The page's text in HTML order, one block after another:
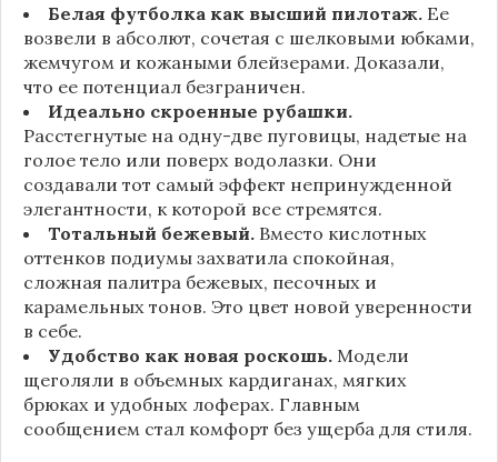
Белая футболка как высший пилотаж. Ее
возвели в абсолют, сочетая с шелковыми юбками,
жемчугом и кожаными блейзерами. Доказали,
что ее потенциал безграничен.
Идеально скроенные рубашки.
Расстегнутые на одну-две пуговицы, надетые на
голое тело или поверх водолазки. Они
создавали тот самый эффект непринужденной
элегантности, к которой все стремятся.
Тотальный бежевый. Вместо кислотных
оттенков подиумы захватила спокойная,
сложная палитра бежевых, песочных и
карамельных тонов. Это цвет новой уверенности
в себе.
Удобство как новая роскошь. Модели
щеголяли в объемных кардиганах, мягких
брюках и удобных лоферах. Главным
сообщением стал комфорт без ущерба для стиля.